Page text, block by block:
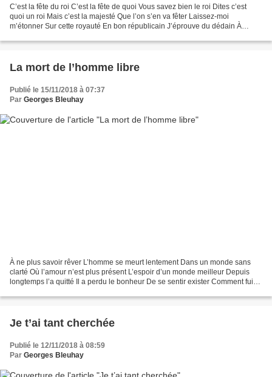
C’est la fête du roi C’est la fête de quoi Vous savez bien le roi Dites c’est
quoi un roi Mais c’est la majesté Que l’on s’en va fêter Laissez-moi
m’étonner Sur cette royauté En bon républicain J’éprouve du dédain À
La mort de l’homme libre
Publié le 15/11/2018 à 07:37
Par Georges Bleuhay
À ne plus savoir rêver L’homme se meurt lentement Dans un monde sans
clarté Où l’amour n’est plus présent L’espoir d’un monde meilleur Depuis
longtemps l’a quitté Il a perdu le bonheur De se sentir exister Comment fuir
Je t’ai tant cherchée
Publié le 12/11/2018 à 08:59
Par Georges Bleuhay